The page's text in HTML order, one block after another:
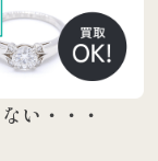
い・・・